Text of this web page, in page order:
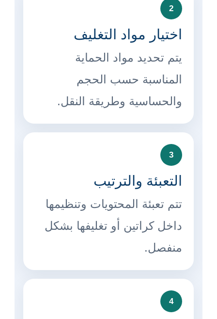
2
اختيار مواد التغليف
يتم تحديد مواد الحماية
المناسبة حسب الحجم
والحساسية وطريقة النقل.
3
التعبئة والترتيب
تتم تعبئة المحتويات وتنظيمها
داخل كراتين أو تغليفها بشكل
منفصل.
4